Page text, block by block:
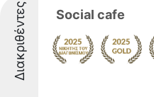
Διακριθέντες Social cafe